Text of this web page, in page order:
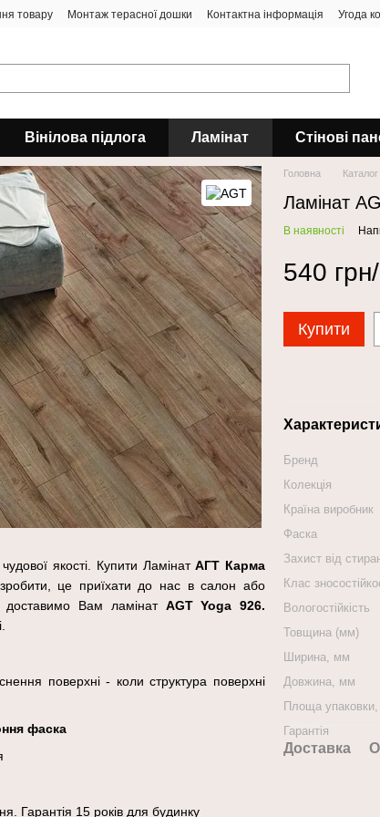
товару Монтаж терасної дошки Контактна інформація Угода
Вінілова підлога Ламінат Стінові
якості. Купити ЛамінатАГТ Карма
це приїхати до нас в салон або
Вам ламінат AGT Yoga 926.
поверхні - коли структура поверхні
фаска
Гарантія 15 років для будинку
Головна Каталог
Ламінат
В наявності
540
Купити
Бренд
Колекція
Країна виробник
Фаска
Захист від
Клас
Вологостійкість
Товщина (мм)
Ширина, мм
Довжина, мм
Площа
Гарантія
Доставка